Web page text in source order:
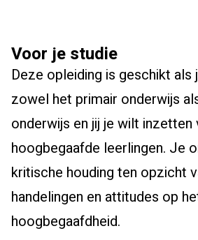
Voor je studie
Deze opleiding is geschikt als
zowel het primair onderwijs
onderwijs en jij je wilt inzetten
hoogbegaafde leerlingen. Je
kritische houding ten opzicht
handelingen en attitudes op
hoogbegaafdheid.